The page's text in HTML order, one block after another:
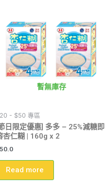
暫無庫存
- $50 專區
日限定優惠] 多多 – 25%減糖即
杏仁糊 | 160g x 2
50.0
Read more